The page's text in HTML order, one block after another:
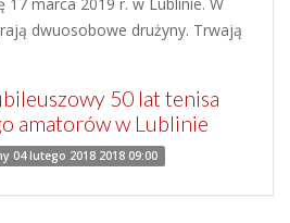
dwuosobowe drużyny. Trwają
50 lat tenisa
amatorów w Lublinie
04 lutego 2018 2018 09:00